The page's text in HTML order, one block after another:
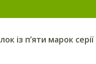
із п’яти марок серії